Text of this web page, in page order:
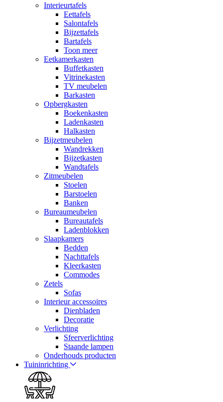
Interieurtafels
Eettafels
Salontafels
Bijzettafels
Bartafels
Toon meer
Eetkamerkasten
Buffetkasten
Vitrinekasten
TV meubelen
Barkasten
Opbergkasten
Boekenkasten
Ladenkasten
Halkasten
Bijzetmeubelen
Wandrekken
Bijzetkasten
Wandtafels
Zitmeubelen
Stoelen
Barstoelen
Banken
Bureaumeubelen
Bureautafels
Ladenblokken
Slaapkamers
Bedden
Nachttafels
Kleerkasten
Commodes
Zetels
Sofas
Interieur accessoires
Dienbladen
Decoratie
Verlichting
Sfeerverlichting
Staande lampen
Onderhouds producten
Tuininrichting